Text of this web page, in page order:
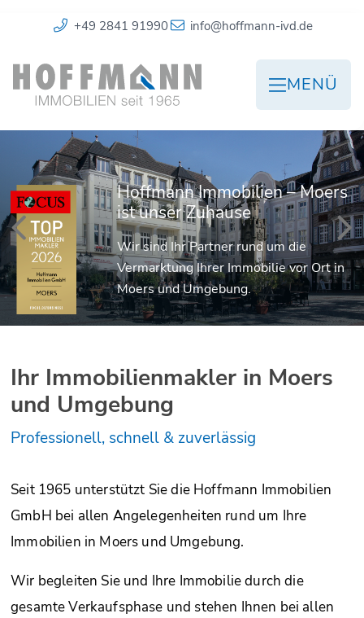
+49 2841 91990 info@hoffmann-ivd.de
MENÜ
Hoffmann Immobilien – Moers
ist unser Zuhause
Wir sind Ihr Partner rund um die
Vermarktung Ihrer Immobilie vor Ort in
Moers und Umgebung.
Ihr Immobilienmakler in Moers
und Umgebung
Professionell, schnell & zuverlässig
Seit 1965 unterstützt Sie die Hoffmann Immobilien
GmbH bei allen Angelegenheiten rund um Ihre
Immobilien in Moers und Umgebung.
Wir begleiten Sie und Ihre Immobilie durch die
gesamte Verkaufsphase und stehen Ihnen bei allen